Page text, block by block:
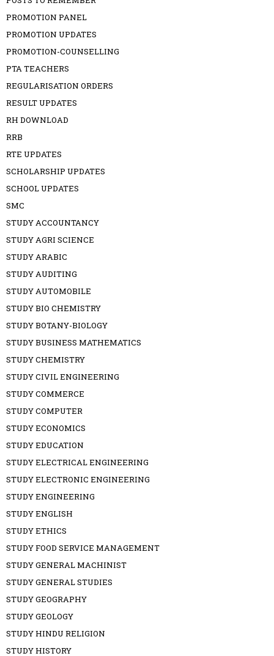
PROMOTION PANEL
PROMOTION UPDATES
PROMOTION-COUNSELLING
PTA TEACHERS
REGULARISATION ORDERS
RESULT UPDATES
RH DOWNLOAD
RRB
RTE UPDATES
SCHOLARSHIP UPDATES
SCHOOL UPDATES
SMC
STUDY ACCOUNTANCY
STUDY AGRI SCIENCE
STUDY ARABIC
STUDY AUDITING
STUDY AUTOMOBILE
STUDY BIO CHEMISTRY
STUDY BOTANY-BIOLOGY
STUDY BUSINESS MATHEMATICS
STUDY CHEMISTRY
STUDY CIVIL ENGINEERING
STUDY COMMERCE
STUDY COMPUTER
STUDY ECONOMICS
STUDY EDUCATION
STUDY ELECTRICAL ENGINEERING
STUDY ELECTRONIC ENGINEERING
STUDY ENGINEERING
STUDY ENGLISH
STUDY ETHICS
STUDY FOOD SERVICE MANAGEMENT
STUDY GENERAL MACHINIST
STUDY GENERAL STUDIES
STUDY GEOGRAPHY
STUDY GEOLOGY
STUDY HINDU RELIGION
STUDY HISTORY